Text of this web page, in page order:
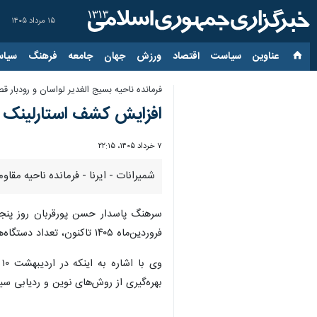
۱۵ مرداد ۱۴۰۵
عناوین‌ سیاست اقتصاد ورزش جهان جامعه فرهنگ
فرمانده ناحیه بسیج الغدیر لواسان و رودبار
افزایش کشف
۷ خرداد ۱۴۰۵، ۲۲:۱۵